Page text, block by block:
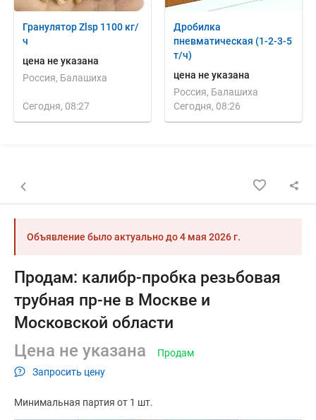
Гранулятор Zlsp 1100 кг/
ч
цена не указана
Россия, Балашиха
Сегодня, 08:27
Дробилка
пневматическая (1-2-3-5
т/ч)
цена не указана
Россия, Балашиха
Сегодня, 08:26
Назад к списку объявлений
Объявление было актуально до4 мая 2026 г.
Продам: калибр-пробка резьбовая
трубная пр-не в Москве и
Московской области
Цена не указана
Запросить цену
Продам
Минимальная партия от 1 шт.